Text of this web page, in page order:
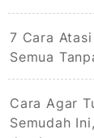
7 Cara
Semua
Cara Agar
Semudah